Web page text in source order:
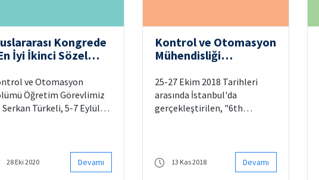
Kongrede
İyi İkinci Sözel
ve Otomasyon
Öğretim Görevlimiz
Serkan Türkeli, 5-7 Eylül
Medicine”
ödül aldı.
28 Eki 2020 Devamı
Kontrol ve Otomasyon
Mühendisliği
Bildiri” Ödülü
25-27 Ekim 2018 Tarihleri
arasında İstanbul'da
gerçekleştirilen, "6th
(CEIT 2018)"
13 Kas 2018 Devamı